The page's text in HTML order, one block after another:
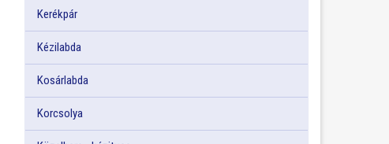
Kerékpár
Kézilabda
Kosárlabda
Korcsolya